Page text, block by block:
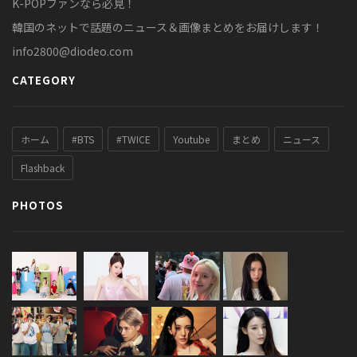
K-POPファンなら必見！
韓国のネットで話題のニュース＆画像まとめをお届けします！
info2800@diodeo.com
CATEGORY
ホーム #BTS #TWICE Youtube まとめ ニュース
Flashback
PHOTOS